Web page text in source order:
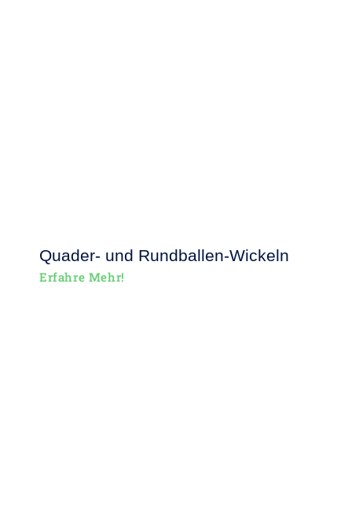
Quader- und Rundballen-Wickeln
Erfahre Mehr!